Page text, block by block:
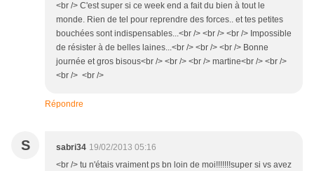
<br /> C'est super si ce week end a fait du bien à tout le
monde. Rien de tel pour reprendre des forces.. et tes petites
bouchées sont indispensables...<br /> <br /> <br /> Impossible
de résister à de belles laines...<br /> <br /> <br /> Bonne
journée et gros bisous<br /> <br /> <br /> martine<br /> <br />
<br /> <br />
Répondre
S sabri34 19/02/2013 05:16
<br /> tu n'étais vraiment ps bn loin de moi!!!!!!!super si vs avez